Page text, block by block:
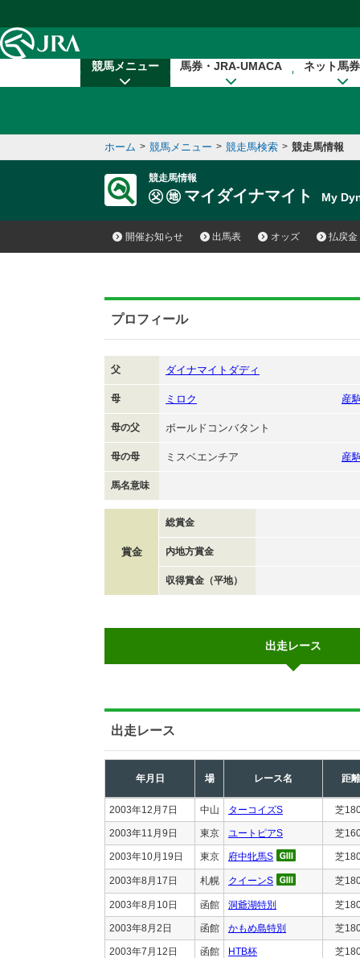
競馬メニュー 馬券・JRA-UMACA ネット馬
ホーム > 競馬メニュー > 競走馬検索 > 競走馬情報
競走馬情報
マイダイナマイト My
開催お知らせ 出馬表 オッズ 払戻金
プロフィール
父 ダイナマイトダディ
母 ミロク 産
母の父 ボールドコンバタント
母の母 ミスベエンチア 産
馬名意味
賞金
総賞金
内地方賞金
収得賞金（平地）
出走レース
出走レース
年月日 場 レース名 距離
2003年12月7日 中山 ターコイズS 芝
2003年11月9日 東京 ユートピアS 芝
2003年10月19日 東京 府中牝馬S 芝
2003年8月17日 札幌 クイーンS 芝
2003年8月10日 函館 洞爺湖特別 芝
2003年8月2日 函館 かもめ島特別 芝
2003年7月12日 函館 HTB杯 芝